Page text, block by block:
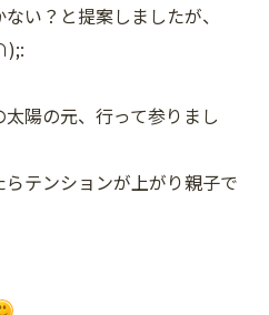
い？と提案しましたが、
陽の元、行って参りまし
テンションが上がり親子で